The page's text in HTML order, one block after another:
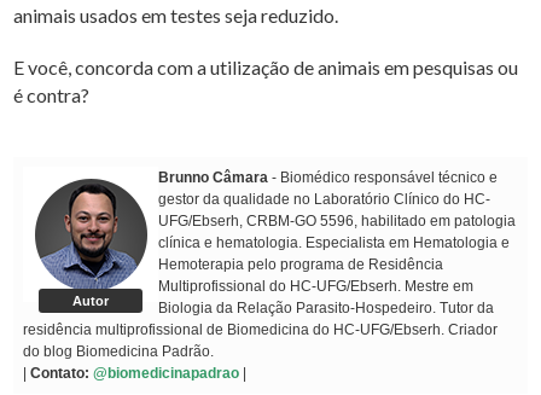
animais usados em testes seja reduzido.
E você, concorda com a utilização de animais em pesquisas ou
é contra?
Autor
Brunno Câmara - Biomédico responsável técnico e
gestor da qualidade no Laboratório Clínico do HC-
UFG/Ebserh, CRBM-GO 5596, habilitado em patologia
clínica e hematologia. Especialista em Hematologia e
Hemoterapia pelo programa de Residência
Multiprofissional do HC-UFG/Ebserh. Mestre em
Biologia da Relação Parasito-Hospedeiro. Tutor da
residência multiprofissional de Biomedicina do HC-UFG/Ebserh. Criador
do blog Biomedicina Padrão.
| Contato: @biomedicinapadrao |